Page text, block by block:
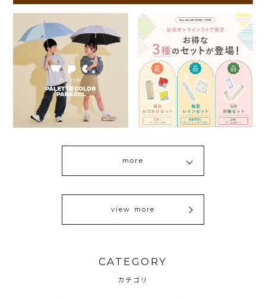
more
view more
CATEGORY
カテゴリ